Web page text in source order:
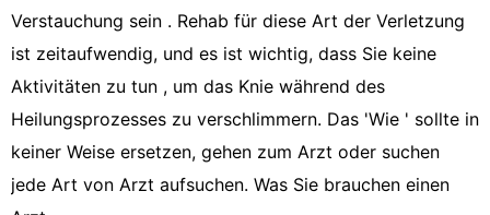
Verstauchung sein . Rehab für diese Art der Verletzung
ist zeitaufwendig, und es ist wichtig, dass Sie keine
Aktivitäten zu tun , um das Knie während des
Heilungsprozesses zu verschlimmern. Das 'Wie ' sollte in
keiner Weise ersetzen, gehen zum Arzt oder suchen
jede Art von Arzt aufsuchen. Was Sie brauchen einen